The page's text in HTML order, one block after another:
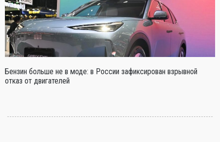
Бензин больше не в моде: в России зафиксирован взрывной
отказ от двигателей